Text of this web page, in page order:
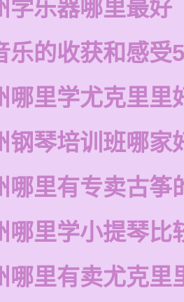
学乐器哪里最好
乐的收获和感受
哪里学尤克里里
钢琴培训班哪家
哪里有专卖古筝
哪里学小提琴比
哪里有卖尤克里